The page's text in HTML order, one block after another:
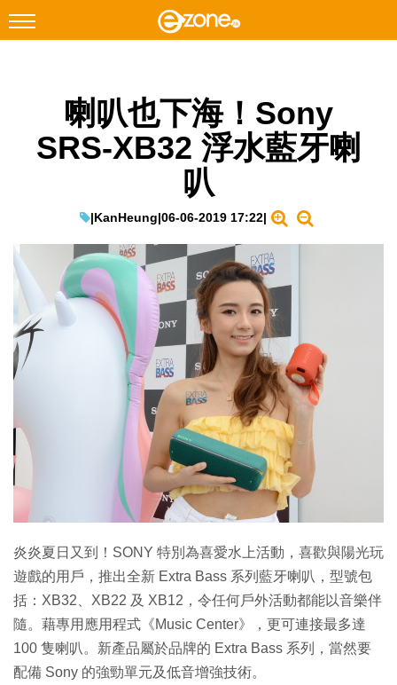
Facebook Instagram
科技焦點
教學評測
EduTech
IT Times
生成式AI與雲端應用
Enterprise Digital Transformation
喇叭也下海！Sony
SRS-XB32 浮水藍牙喇
叭
|KanHeung|06-06-2019 17:22|
炎炎夏日又到！SONY 特別為喜愛水上活動，喜歡與陽光玩
遊戲的用戶，推出全新 Extra Bass 系列藍牙喇叭，型號包
括：XB32、XB22 及 XB12，令任何戶外活動都能以音樂伴
隨。藉專用應用程式《Music Center》，更可連接最多達
100 隻喇叭。新產品屬於品牌的 Extra Bass 系列，當然要
配備 Sony 的強勁單元及低音增強技術。